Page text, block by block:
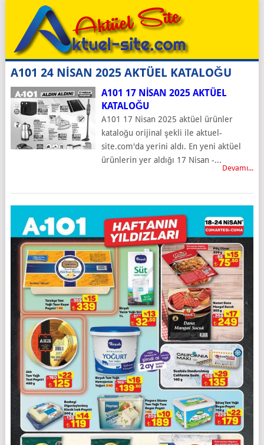
A101 24 NİSAN 2025 AKTÜEL KATALOĞU
A101 17 NISAN 2025 AKTÜEL
KATALOĞU
A101 17 Nisan 2025 aktüel ürünler
kataloğu orijinal şekli ile aktuel-
site.com'da yerini aldı. En yeni aktüel
ürünlerin yer aldığı 17 Nisan -...
Devamı...